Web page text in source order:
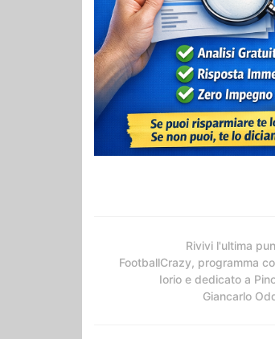
Rivivi l'ultima
FootballCrazy, programma
Iorio e dedicato a
Giancarlo